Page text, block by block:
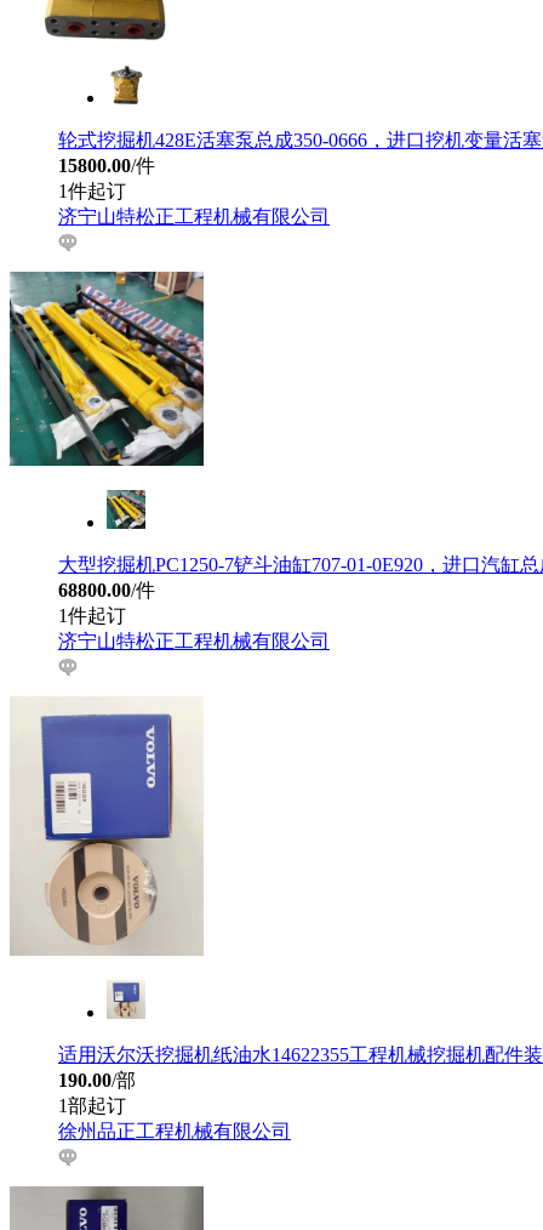
轮式挖掘机428E活塞泵总成350-0666，进口挖机变量活
15800.00/件
1件起订
济宁山特松正工程机械有限公司
大型挖掘机PC1250-7铲斗油缸707-01-0E920，进口汽缸
68800.00/件
1件起订
济宁山特松正工程机械有限公司
适用沃尔沃挖掘机纸油水14622355工程机械挖掘机配件
190.00/部
1部起订
徐州品正工程机械有限公司